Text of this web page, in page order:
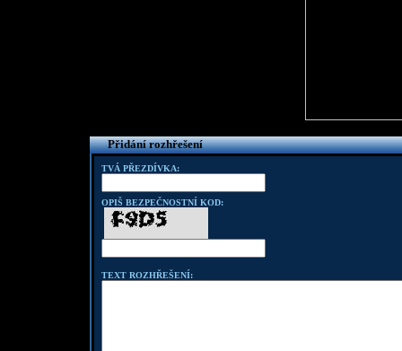
Přidání rozhřešení
TVÁ PŘEZDÍVKA:
OPIŠ BEZPEČNOSTNÍ KOD:
TEXT ROZHŘEŠENÍ: